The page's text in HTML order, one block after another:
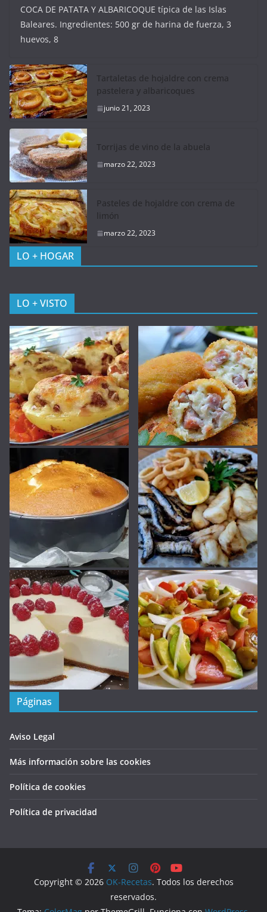
COCA DE PATATA Y ALBARICOQUE típica de las Islas
Baleares. Ingredientes: 500 gr de harina de fuerza, 3
huevos, 8
Tartaletas de hojaldre con crema
pastelera y albaricoques
junio 21, 2023
Torrijas de vino de la abuela
marzo 22, 2023
Pasteles de hojaldre con crema de
limón
marzo 22, 2023
LO + HOGAR
LO + VISTO
Páginas
Aviso Legal
Más información sobre las cookies
Política de cookies
Política de privacidad
Copyright © 2026 OK-Recetas. Todos los derechos
reservados.